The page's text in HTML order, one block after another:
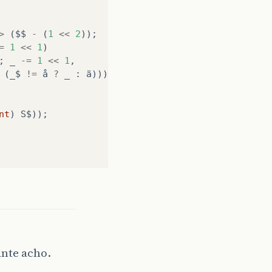
($$ - (1 << 2));
1 << 1 )
-= 1 << 1 ,
(
_$ != å ? : ä)));
) S$));
acho.